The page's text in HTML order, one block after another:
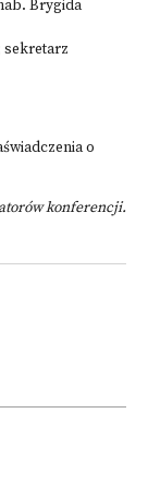
Brygida
sekretarz
o
konferencji.